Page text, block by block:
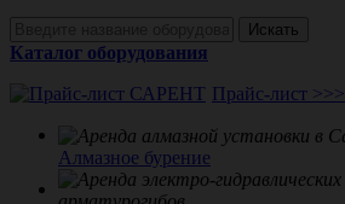
Искать
Каталог оборудования
Прайс-лист >>>
Алмазное бурение